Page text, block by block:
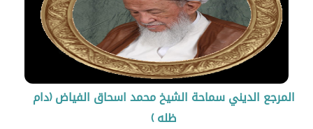
المرجع الديني سماحة الشيخ محمد اسحاق الفياض (دام
ظله )